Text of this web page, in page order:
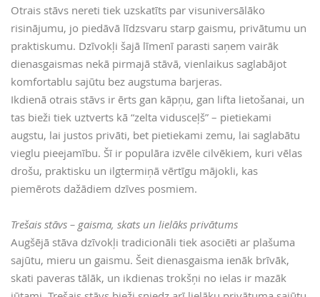
Otrais stāvs nereti tiek uzskatīts par visuniversālāko
risinājumu, jo piedāvā līdzsvaru starp gaismu, privātumu un
praktiskumu. Dzīvokļi šajā līmenī parasti saņem vairāk
dienasgaismas nekā pirmajā stāvā, vienlaikus saglabājot
komfortablu sajūtu bez augstuma barjeras.
Ikdienā otrais stāvs ir ērts gan kāpņu, gan lifta lietošanai, un
tas bieži tiek uztverts kā “zelta vidusceļš” – pietiekami
augstu, lai justos privāti, bet pietiekami zemu, lai saglabātu
vieglu pieejamību. Šī ir populāra izvēle cilvēkiem, kuri vēlas
drošu, praktisku un ilgtermiņā vērtīgu mājokli, kas
piemērots dažādiem dzīves posmiem.
Trešais stāvs – gaisma, skats un lielāks privātums
Augšējā stāva dzīvokļi tradicionāli tiek asociēti ar plašuma
sajūtu, mieru un gaismu. Šeit dienasgaisma ienāk brīvāk,
skati paveras tālāk, un ikdienas trokšņi no ielas ir mazāk